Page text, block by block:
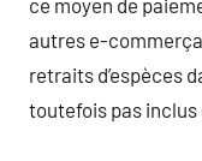
autres e-
retraits d’espèces
toutefois pas